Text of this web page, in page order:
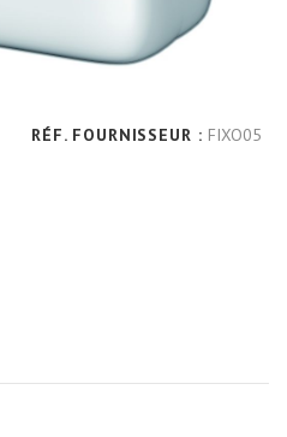
RÉF. FOURNISSEUR : FIXO05